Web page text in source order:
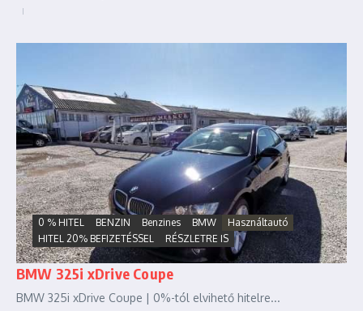
0 % HITEL BENZIN Benzines BMW
Használtautó
HITEL 20% BEFIZETÉSSEL
RÉSZLETRE IS
BMW 325i xDrive Coupe
BMW 325i xDrive Coupe | 0%-tól elvihető hitelre...